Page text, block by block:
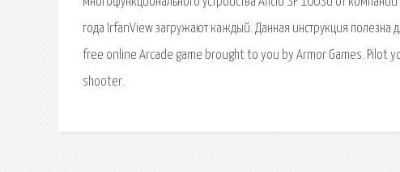
года IrfanView загружают каждый. Данная инструкция полезна
free online Arcade game brought to you by Armor Games. Pilot
shooter.